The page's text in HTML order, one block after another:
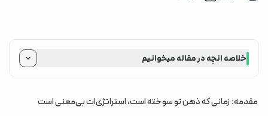
خلاصه انچه در مقاله میخوانیم